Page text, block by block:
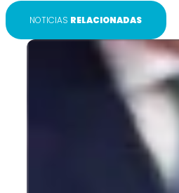
NOTICIAS RELACIONADAS